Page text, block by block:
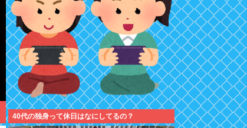
40代の独身って休日はなにしてるの？